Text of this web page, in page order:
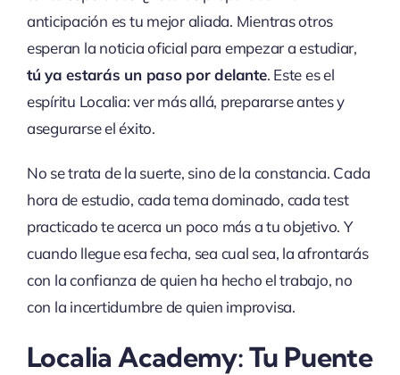
anticipación es tu mejor aliada. Mientras otros
esperan la noticia oficial para empezar a estudiar,
tú ya estarás un paso por delante. Este es el
espíritu Localia: ver más allá, prepararse antes y
asegurarse el éxito.
No se trata de la suerte, sino de la constancia. Cada
hora de estudio, cada tema dominado, cada test
practicado te acerca un poco más a tu objetivo. Y
cuando llegue esa fecha, sea cual sea, la afrontarás
con la confianza de quien ha hecho el trabajo, no
con la incertidumbre de quien improvisa.
Localia Academy: Tu Puente